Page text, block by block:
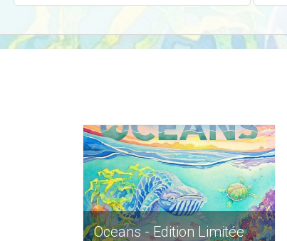
Oceans - Edition Limitée